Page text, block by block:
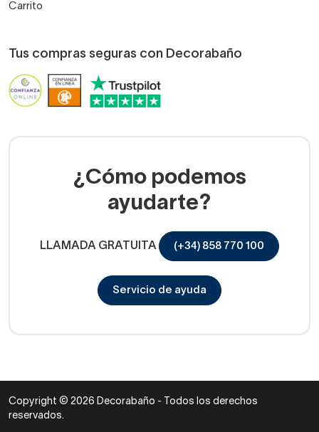
Carrito
Tus compras seguras con Decorabaño
¿Cómo podemos
ayudarte?
LLAMADA GRATUITA (+34) 858 770 100
Servicio de ayuda
Copyright © 2026 Decorabaño - Todos los derechos
reservados.